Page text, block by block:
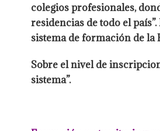
colegios profesionales,
residencias de todo el
sistema de formación de la
Sobre el nivel de
sistema”.